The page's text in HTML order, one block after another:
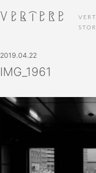
2019.04.22
IMG_1961